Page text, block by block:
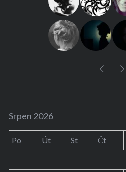
Srpen 2026
Po Út St Čt